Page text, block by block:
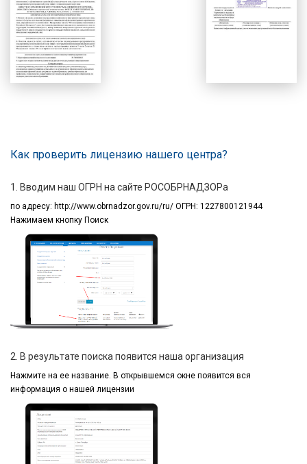
Как проверить лицензию нашего центра?
1. Вводим наш ОГРН на сайте РОСОБРНАДЗОРа
по адресу: http://www.obrnadzor.gov.ru/ru/ ОГРН: 1227800121944
Нажимаем кнопку Поиск
2. В результате поиска появится наша организация
Нажмите на ее название. В открывшемся окне появится вся
информация о нашей лицензии